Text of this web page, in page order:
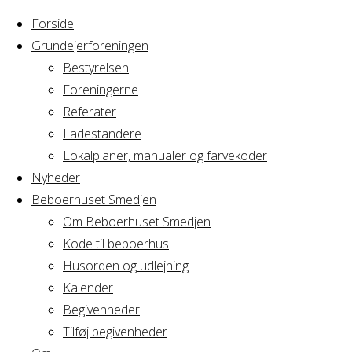
Forside
Grundejerforeningen
Bestyrelsen
Foreningerne
Referater
Ladestandere
Lokalplaner, manualer og farvekoder
Nyheder
Beboerhuset Smedjen
Om Beboerhuset Smedjen
Kode til beboerhus
Husorden og udlejning
Kalender
Begivenheder
Tilføj begivenheder
Home
Arrangement
bestyrelsesmøde
av2
Hvornår